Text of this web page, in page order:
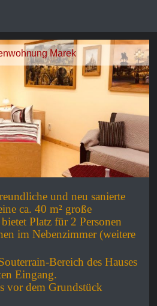
Marek
und neu sanierte
ca. 40 m² große
Platz für2 Personen
im Nebenzimmer (weitere
Bereich des Hauses
Eingang.
vor dem Grundstück